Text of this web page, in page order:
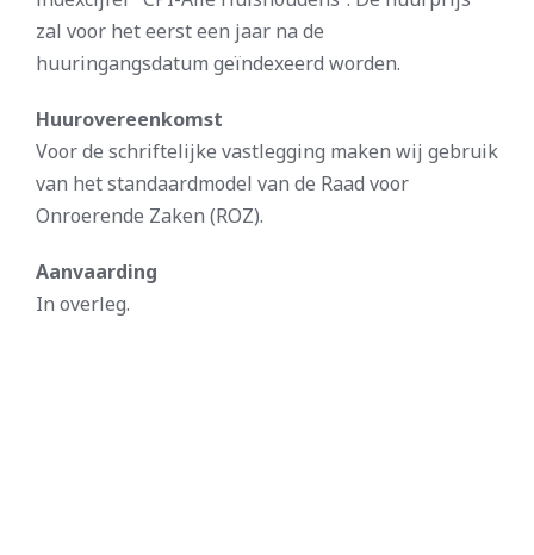
zal voor het eerst een jaar na de
huuringangsdatum geïndexeerd worden.
Huurovereenkomst
Voor de schriftelijke vastlegging maken wij gebruik
van het standaardmodel van de Raad voor
Onroerende Zaken (ROZ).
Aanvaarding
In overleg.